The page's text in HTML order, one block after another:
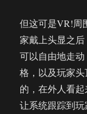
但这可是VR!周
家戴上头显之
可以自由地走
格，以及玩家
的，在外人看
让系统跟踪到